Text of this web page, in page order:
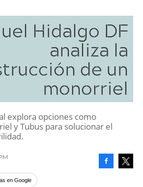
Hidalgo DF
analiza la
de un
monorriel
explora opciones como
y Tubus para solucionar el
en Google